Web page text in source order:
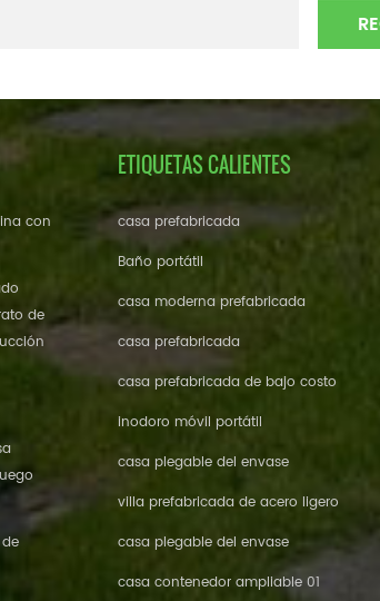
con
de
ETIQUETAS CALIENTES
casa prefabricada
Baño portátil
casa moderna prefabricada
casa prefabricada
casa prefabricada de bajo costo
inodoro móvil portátil
casa plegable del envase
villa prefabricada de acero ligero
casa plegable del envase
casa contenedor ampliable 01